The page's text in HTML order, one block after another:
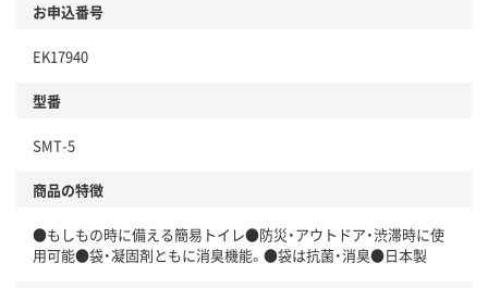
お申込番号
EK17940
型番
SMT-5
商品の特徴
●もしもの時に備える簡易トイレ●防災・アウトドア・渋滞時に使
用可能●袋・凝固剤ともに消臭機能。●袋は抗菌・消臭●日本製